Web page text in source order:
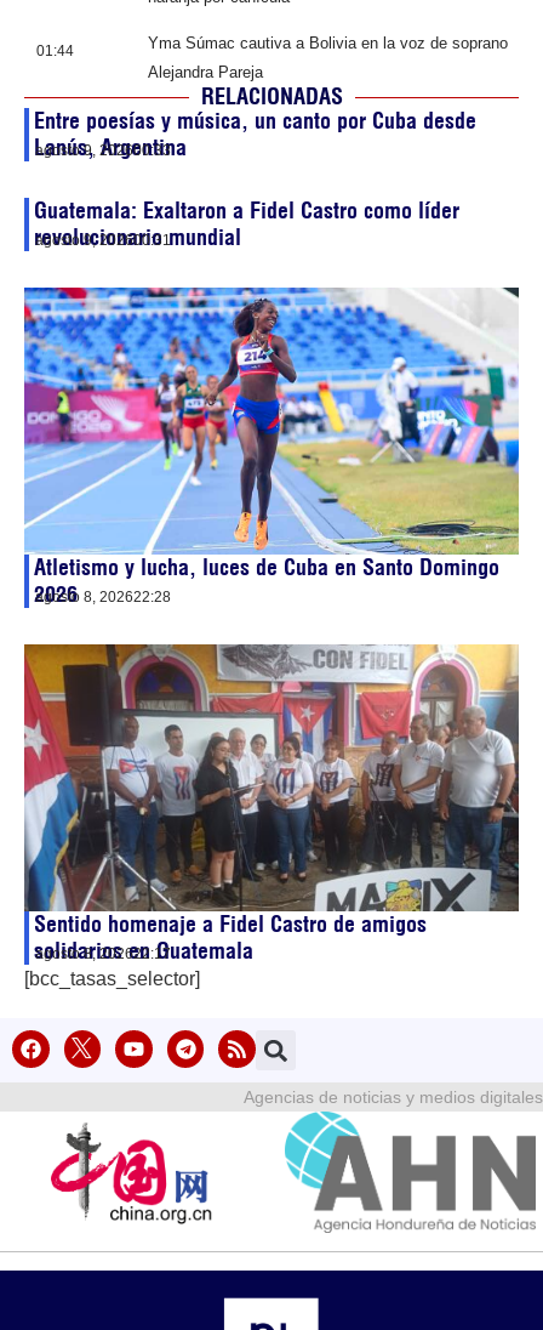
01:44
Yma Súmac cautiva a Bolivia en la voz de soprano
Alejandra Pareja
RELACIONADAS
Entre poesías y música, un canto por Cuba desde
Lanús, Argentina
agosto 9, 202600:33
Guatemala: Exaltaron a Fidel Castro como líder
revolucionario mundial
agosto 9, 202600:31
Atletismo y lucha, luces de Cuba en Santo Domingo
2026
agosto 8, 202622:28
Sentido homenaje a Fidel Castro de amigos
solidarios en Guatemala
agosto 8, 202622:17
[bcc_tasas_selector]
Agencias de noticias y medios digitales